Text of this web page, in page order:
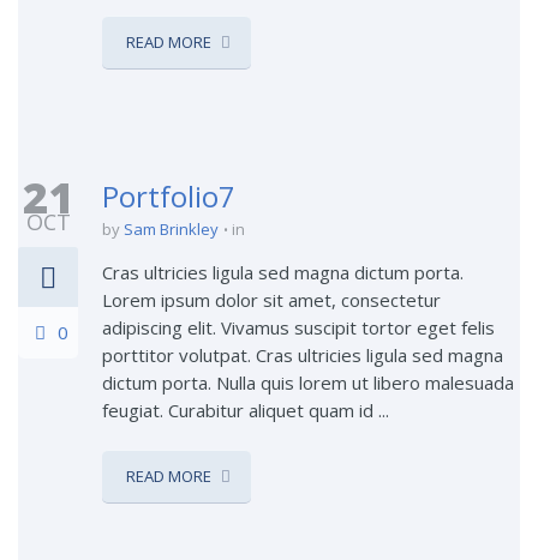
READ MORE
21
OCT
0
Portfolio7
by Sam Brinkley in
Cras ultricies ligula sed magna dictum porta.
Lorem ipsum dolor sit amet, consectetur
adipiscing elit. Vivamus suscipit tortor eget felis
porttitor volutpat. Cras ultricies ligula sed magna
dictum porta. Nulla quis lorem ut libero malesuada
feugiat. Curabitur aliquet quam id ...
READ MORE